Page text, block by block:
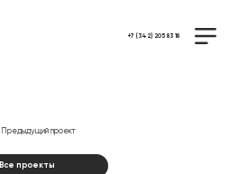
+7 (342) 205 83 18
Предыдущий проект
Все проекты